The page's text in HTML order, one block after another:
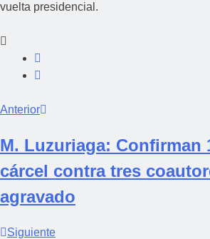
vuelta presidencial.
Anterior
M. Luzuriaga: Confirman
cárcel contra tres
agravado
Siguiente